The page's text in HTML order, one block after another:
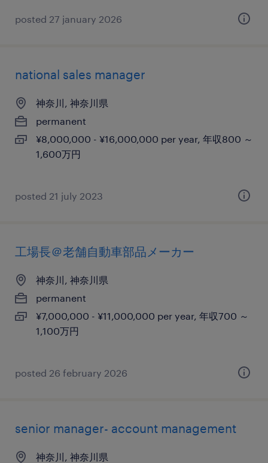
posted 27 january 2026
national sales manager
神奈川, 神奈川県
permanent
¥8,000,000 - ¥16,000,000 per year, 年収800 ～
1,600万円
posted 21 july 2023
工場長＠老舗自動車部品メーカー
神奈川, 神奈川県
permanent
¥7,000,000 - ¥11,000,000 per year, 年収700 ～
1,100万円
posted 26 february 2026
senior manager- account management
神奈川, 神奈川県